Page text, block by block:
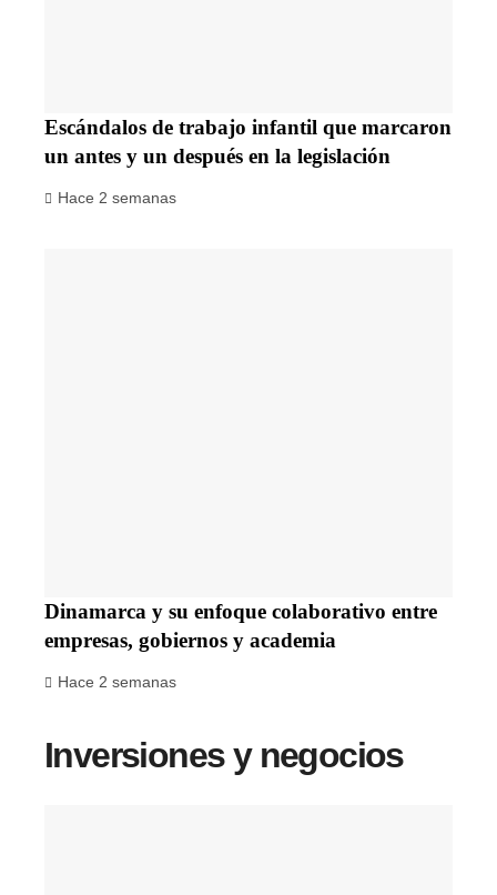
Escándalos de trabajo infantil que marcaron
un antes y un después en la legislación
Hace 2 semanas
Dinamarca y su enfoque colaborativo entre
empresas, gobiernos y academia
Hace 2 semanas
Inversiones y negocios